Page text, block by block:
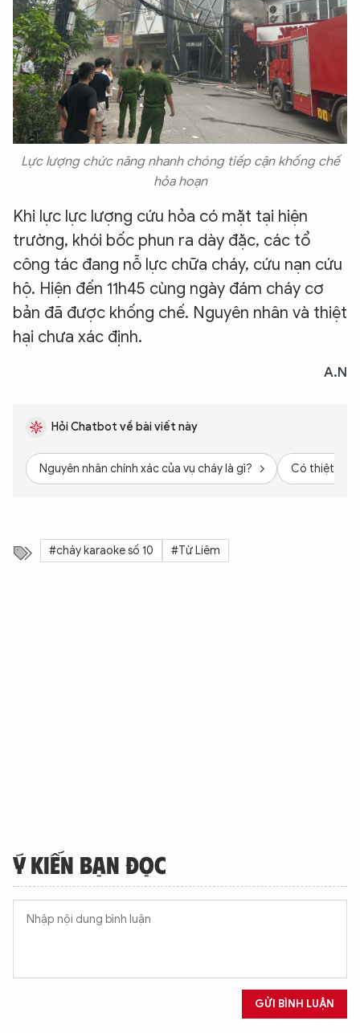
Lực lượng chức năng nhanh chóng tiếp cận khống chế
hỏa hoạn
Khi lực lực lượng cứu hỏa có mặt tại hiện
trường, khói bốc phun ra dày đặc, các tổ
công tác đang nỗ lực chữa cháy, cứu nạn cứu
hộ. Hiện đến 11h45 cùng ngày đám cháy cơ
bản đã được khống chế. Nguyên nhân và thiệt
hại chưa xác định.
A.N
Hỏi Chatbot về bài viết này
Nguyên nhân chính xác của vụ cháy là gì? Có thiệt hại
#cháy karaoke số 10 #Từ Liêm
Ý KIẾN BẠN ĐỌC
GỬI BÌNH LUẬN